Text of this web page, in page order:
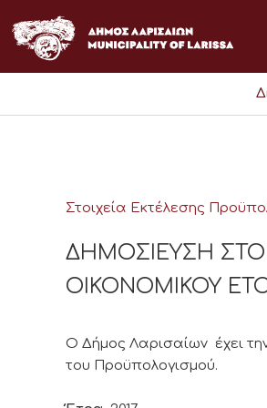
στο
περιεχόμενο
Στοιχεία Εκτέλεσης
ΔΗΜΟΣΙΕΥΣΗ
ΟΙΚΟΝΟΜΙΚΟΥ
Ο Δήμος Λαρισαίων έχει
του Προϋπολογισμού.